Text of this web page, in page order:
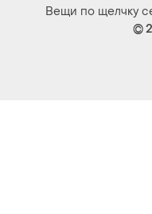
Вещи по щелчку
©